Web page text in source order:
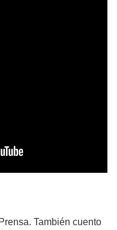
También cuento